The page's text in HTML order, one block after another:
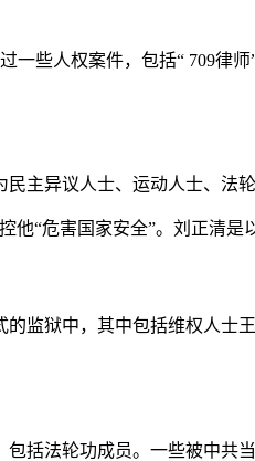
一些人权案件，包括“ 709
主异议人士、运动人士、法轮
“危害国家安全”。刘正清
监狱中，其中包括维权人
括法轮功成员。一些被中共